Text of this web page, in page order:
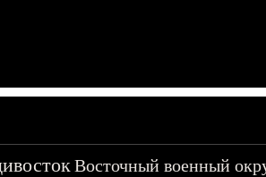
Восточный военный